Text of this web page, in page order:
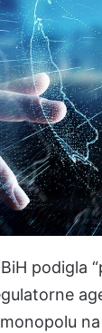
podigla